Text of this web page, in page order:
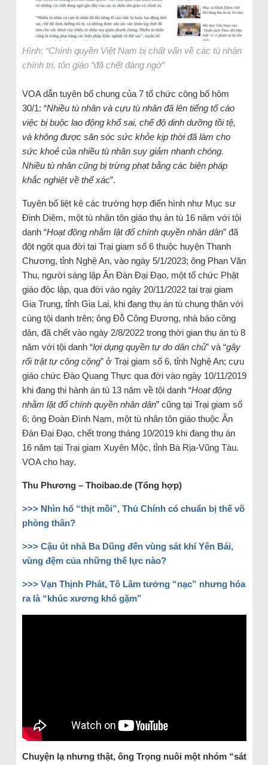
Hình: “Chính quyền Việt Nam bị chất vấn về các tù nhân
chính trị, tôn giáo “đã chết đáng ngờ”
VOA dẫn tuyên bố chung của 7 tổ chức công bố hôm
30/1: “Nhiều tù nhân và cựu tù nhân đã lên tiếng tố cáo
việc bị buộc lao động khổ sai, chế độ dinh dưỡng tồi tệ,
và không được săn sóc sức khỏe kịp thời đã làm cho
sức khoẻ của nhiều tù nhân suy giảm nhanh chóng.
Nhiều tù nhân cũng bị trừng phạt bằng các biện pháp
khắc nghiệt về thể xác”.
Tuyên bố liệt kê các trường hợp điển hình như Mục sư
Đinh Diêm, một tù nhân tôn giáo thụ án tù 16 năm với tội
danh “Hoạt động nhằm lật đổ chính quyền nhân dân” đã
đột ngột qua đời tại Trại giam số 6 thuộc huyện Thanh
Chương, tỉnh Nghệ An, vào ngày 5/1/2023; ông Phan Văn
Thu, người sáng lập Ân Đàn Đại Đạo, một tổ chức Phật
giáo độc lập, qua đời vào ngày 20/11/2022 tại trại giam
Gia Trung, tỉnh Gia Lai, khi đang thụ án tù chung thân với
cùng tội danh trên; ông Đỗ Công Đương, nhà báo công
dân, đã chết vào ngày 2/8/2022 trong thời gian thụ án tù 8
năm với tội danh “lợi dụng quyền tự do dân chủ” và “gây
rối trật tự công cộng” ở Trại giam số 6, tỉnh Nghệ An; cựu
giáo chức Đào Quang Thực qua đời vào ngày 10/11/2019
khi đang thi hành án tù 13 năm về tội danh “Hoạt động
nhằm lật đổ chính quyền nhân dân” cũng tại Trại giam số
6; ông Đoàn Đình Nam, một tù nhân tôn giáo thuộc Ân
Đàn Đại Đạo, chết trong tháng 10/2019 khi đang thụ án
16 năm tại Trại giam Xuyên Mộc, tỉnh Bà Rịa-Vũng Tàu.
VOA cho hay.
Thu Phương – Thoibao.de (Tổng hợp)
>>> Nhìn hổ “thịt mồi”, Thủ Chính có chuẩn bị thế võ
phòng thân?
>>> Cậu út nhà Ba Dũng đến vùng sát khí Yên Bái,
vùng đệm của những thế lực nào?
>>> Vạn Thịnh Phát, Tô Lâm tưởng “nạc” nhưng hóa
ra là “khúc xương khó gặm”
Chuyện lạ nhưng thật, ông Trọng nuôi một nhóm “sát